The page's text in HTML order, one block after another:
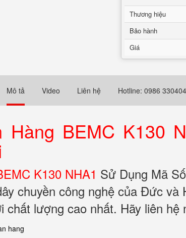
Thương hiệu
Bảo hành
Giá
Mô tả Video Liên hệ Hotline: 0986 330404
Hàng BEMC K130
K130 NHA1 Sử Dụng Mã
chuyền công nghệ của Đức
chất lượng cao nhất. Hãy liên